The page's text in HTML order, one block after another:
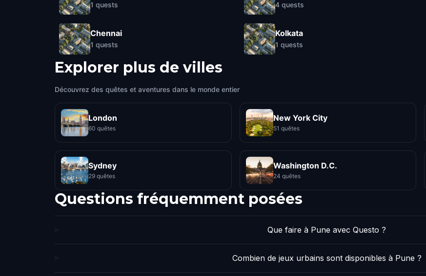
1 quests
Chennai
1 quests
4 quests
Kolkata
1 quests
Explorer plus de villes
Découvrez des quêtes et aventures dans le monde entier
London
60 quêtes
New York City
51 quêtes
Sydney
29 quêtes
Washington D.C.
24 quêtes
Questions fréquemment posées
Que faire à Pune avec Questo ?
Combien de jeux urbains sont disponibles à Pune ?